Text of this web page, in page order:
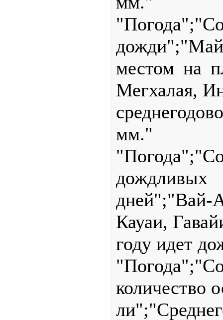
местом на
Мегхалая,
мм."
дождливых
Кауаи,
году идет
количество